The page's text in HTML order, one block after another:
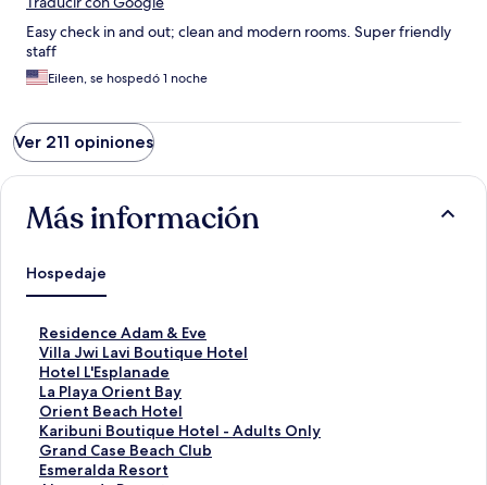
Easy check in and out; clean and modern rooms. Super friendly
staff
Eileen, se hospedó 1 noche
Ver 211 opiniones
Más información
Hospedaje
Residence Adam & Eve
E
n
l
a
c
e
p
a
Villa Jwi Lavi Boutique Hotel
E
n
l
a
c
e
p
Hotel L'Esplanade
E
n
l
a
c
e
La Playa Orient Bay
E
n
l
a
c
Orient Beach Hotel
E
n
l
a
Karibuni Boutique Hotel - Adults Only
E
n
l
Grand Case Beach Club
E
n
Esmeralda Resort
E